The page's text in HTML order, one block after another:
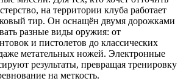
на территории клуба работает
тир. Он оснащён двумя дорожками
разные виды оружия: от
и пистолетов до классических
метательных ножей. Электронные
результаты, превращая тренировку
на меткость.